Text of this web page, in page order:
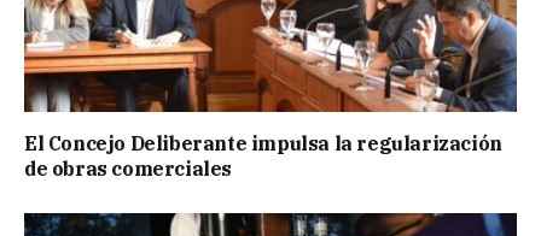
El Concejo Deliberante impulsa la regularización
de obras comerciales